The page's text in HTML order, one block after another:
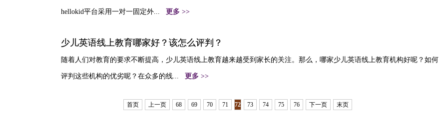
hellokid平台采用一对一固定外... 更多 >>
少儿英语线上教育哪家好？该怎么评判？
随着人们对教育的要求不断提高，少儿英语线上教育越来越受到家长的关注。那么，哪家少儿英语线上教育机构好呢？如何
评判这些机构的优劣呢？在众多的线... 更多 >>
首页 上一页 68 69 70 71 72 73 74 75 76 下一页 末页